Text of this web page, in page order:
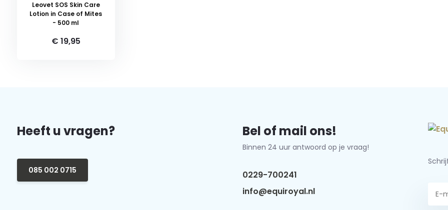
Leovet SOS Skin Care
Lotion in Case of Mites
- 500 ml
€ 19,95
Heeft u vragen?
085 002 0715
Bel of mail ons!
Binnen 24 uur antwoord op je vraag!
0229-700241
info@equiroyal.nl